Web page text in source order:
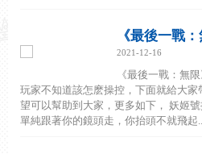
《最後一戰
2021-12-16
《最後一戰：無
玩家不知道該怎麽操控，下面就給大
望可以幫助到大家，更多如下， 妖姬
單純跟著你的鏡頭走，你抬頭不就飛起...